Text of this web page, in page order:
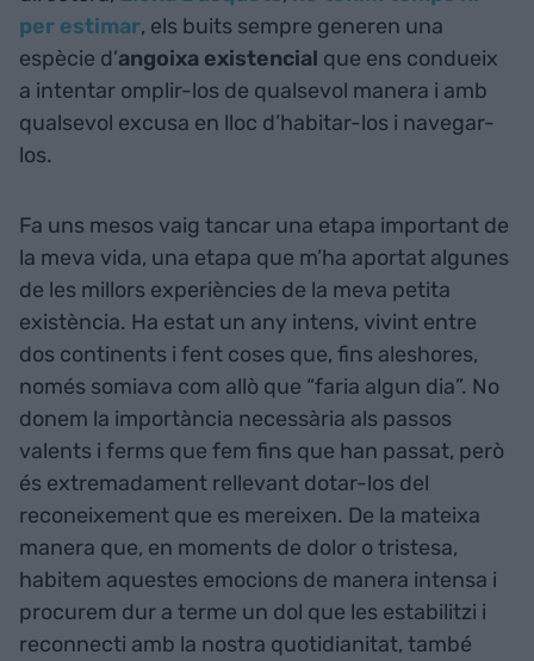
per estimar, els buits sempre generen una
espècie d’angoixa existencial que ens condueix
a intentar omplir-los de qualsevol manera i amb
qualsevol excusa en lloc d’habitar-los i navegar-
los.
Fa uns mesos vaig tancar una etapa important de
la meva vida, una etapa que m’ha aportat algunes
de les millors experiències de la meva petita
existència. Ha estat un any intens, vivint entre
dos continents i fent coses que, fins aleshores,
només somiava com allò que “faria algun dia”. No
donem la importància necessària als passos
valents i ferms que fem fins que han passat, però
és extremadament rellevant dotar-los del
reconeixement que es mereixen. De la mateixa
manera que, en moments de dolor o tristesa,
habitem aquestes emocions de manera intensa i
procurem dur a terme un dol que les estabilitzi i
reconnecti amb la nostra quotidianitat, també